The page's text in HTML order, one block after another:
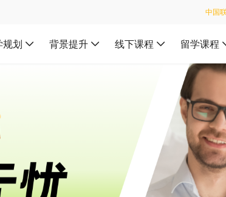
中国
规划 背景提升 线下课程 留学课程